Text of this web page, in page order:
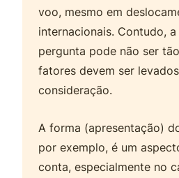
voo, mesmo em
internacionais. Contudo,
pergunta pode não ser
fatores devem ser
consideração.
A forma (apresentação)
por exemplo, é um
conta, especialmente no